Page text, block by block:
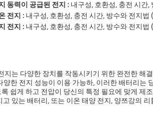
동력이 공급된 전지 : 내구성, 호환성, 충전 시간
전지 : 내구성, 호환성, 충전 시간, 방수와 전지법
전지 : 내구성, 호환성, 충전 시간, 방수와 전지법
지는 다양한 장치를 작동시키기 위한 완전한 해
양한 전지 성능이 이용 가능하, 이러한 배터리는
쉽게 하고 전압이 당신의 특정 필요에 맞게 제
있는 배터리, 또는 이온 태양 전지, 양쯔강의 리